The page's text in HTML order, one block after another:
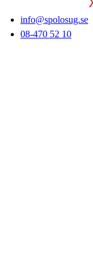
info@spolosug.se
08-470 52 10